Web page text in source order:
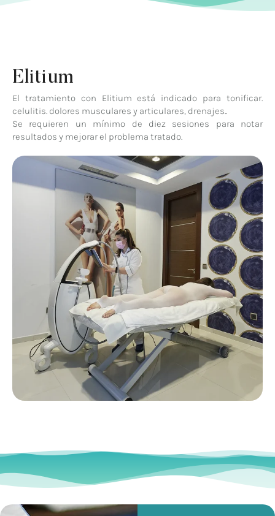
Elitium
El tratamiento con Elitium está indicado para tonificar.
celulitis. dolores musculares y articulares, drenajes..
Se requieren un mínimo de diez sesiones para notar
resultados y mejorar el problema tratado.